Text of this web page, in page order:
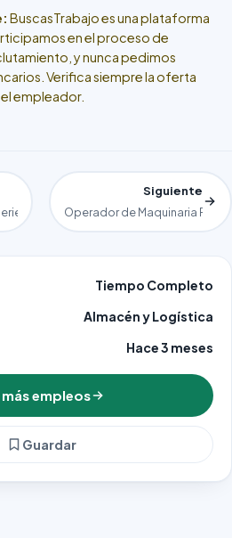
BuscasTrabajo es una plataforma
en el proceso de
y nunca pedimos
Verifica siempre la oferta
empleador.
en McDonald ́s
Siguiente
Operador de Maquinaria
Tiempo Completo
Almacén y Logística
Hace 3 meses
más empleos
Guardar